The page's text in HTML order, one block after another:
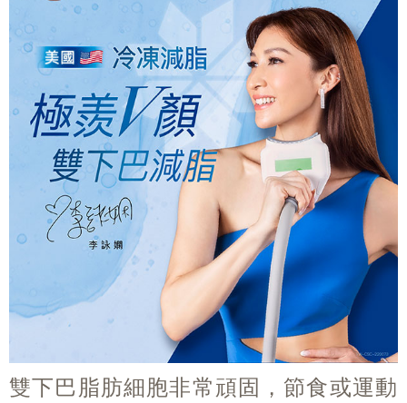
雙下巴脂肪細胞非常頑固，節食或運動